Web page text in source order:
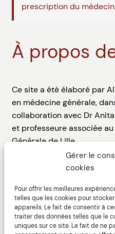
Gérer le
cookies
Pour offrir les meilleures
telles que les cookies pour
appareils. Le fait de consentir à
traiter des données telles que le
uniques sur ce site. Le fait de ne
prescription du
À propos
Ce site a été élaboré par
en médecine générale,
collaboration avec Dr
et professeure associée
Générale de Lille.
Le web design du site a
GARCIA-DHIF, ergonome
conception et
machine.